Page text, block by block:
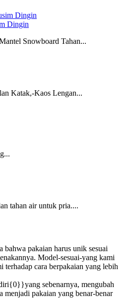
Dingin
Snowboard Tahan...
Katak,-Kaos Lengan...
tahan air untuk pria....
pakaian harus unik sesuai
Model-sesuai-yang kami
terhadap cara berpakaian yang lebih
sebenarnya, mengubah
menjadi pakaian yang benar-benar